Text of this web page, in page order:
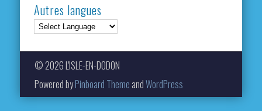
Autres langues
© 2026 L'ISLE-EN-DODON
Powered byPinboard Theme andWordPress